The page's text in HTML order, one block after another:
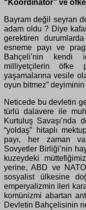
“Koordinatör” ve öfke
Bayram değil seyran
adam oldu ? Diye
gerektiren
esneme payı ve
Bahçeli’nin kendi
milliyetçilerin öfke
yaşamalarına vesile
oyun bitmez” deyiminin
Neticede bu devletin
türlü dalavere ile
Kurtuluş Savaşı’nda
“yoldaş” hitaplı
payı, her zaman
Sovyetler Birliği’nin
kuzeydeki
yerine, ABD ve
sosyalist ülkesine
emperyalizmin ileri
komünizmi abartan
Devletin Bahçelisinin